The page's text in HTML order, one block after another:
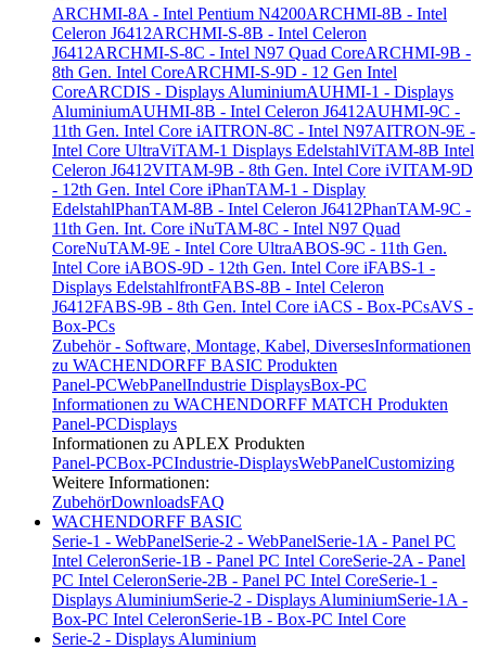
ARCHMI-8A - Intel Pentium N4200ARCHMI-8B - Intel
Celeron J6412ARCHMI-S-8B - Intel Celeron
J6412ARCHMI-S-8C - Intel N97 Quad CoreARCHMI-9B -
8th Gen. Intel CoreARCHMI-S-9D - 12 Gen Intel
CoreARCDIS - Displays AluminiumAUHMI-1 - Displays
AluminiumAUHMI-8B - Intel Celeron J6412AUHMI-9C -
11th Gen. Intel Core iAITRON-8C - Intel N97AITRON-9E -
Intel Core UltraViTAM-1 Displays EdelstahlViTAM-8B Intel
Celeron J6412VITAM-9B - 8th Gen. Intel Core iVITAM-9D
- 12th Gen. Intel Core iPhanTAM-1 - Display
EdelstahlPhanTAM-8B - Intel Celeron J6412PhanTAM-9C -
11th Gen. Int. Core iNuTAM-8C - Intel N97 Quad
CoreNuTAM-9E - Intel Core UltraABOS-9C - 11th Gen.
Intel Core iABOS-9D - 12th Gen. Intel Core iFABS-1 -
Displays EdelstahlfrontFABS-8B - Intel Celeron
J6412FABS-9B - 8th Gen. Intel Core iACS - Box-PCsAVS -
Box-PCs
Zubehör - Software, Montage, Kabel, DiversesInformationen
zu WACHENDORFF BASIC Produkten
Panel-PCWebPanelIndustrie DisplaysBox-PC
Informationen zu WACHENDORFF MATCH Produkten
Panel-PCDisplays
Informationen zu APLEX Produkten
Panel-PCBox-PCIndustrie-DisplaysWebPanelCustomizing
Weitere Informationen:
ZubehörDownloadsFAQ
WACHENDORFF BASIC
Serie-1 - WebPanelSerie-2 - WebPanelSerie-1A - Panel PC
Intel CeleronSerie-1B - Panel PC Intel CoreSerie-2A - Panel
PC Intel CeleronSerie-2B - Panel PC Intel CoreSerie-1 -
Displays AluminiumSerie-2 - Displays AluminiumSerie-1A -
Box-PC Intel CeleronSerie-1B - Box-PC Intel Core
Serie-2 - Displays Aluminium